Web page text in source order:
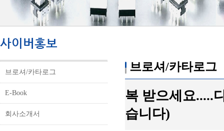
브로셔/카타로그
E-Book
회사소개서
브로셔/카타로그
복 받으세요.....
습니다)